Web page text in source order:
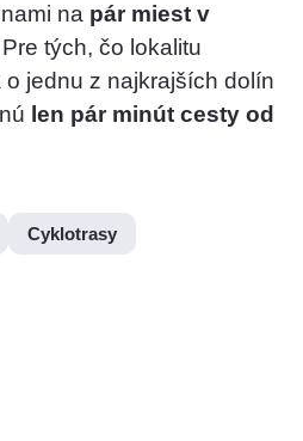
na pár miest v
Pre tých, čo lokalitu
jednu z najkrajších dolín
len pár minút cesty od
Cyklotrasy